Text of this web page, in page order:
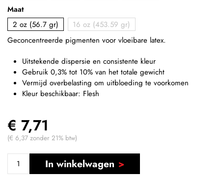
Maat
2 oz (56.7 gr)
16 oz (453.59 gr)
Geconcentreerde pigmenten voor vloeibare latex.
Uitstekende dispersie en consistente kleur
Gebruik 0,3% tot 10% van het totale gewicht
Vermijd overbelasting om uitbloeding te voorkomen
Kleur beschikbaar: Flesh
€ 7,71
(€ 6,37 zonder 21% btw)
In winkelwagen